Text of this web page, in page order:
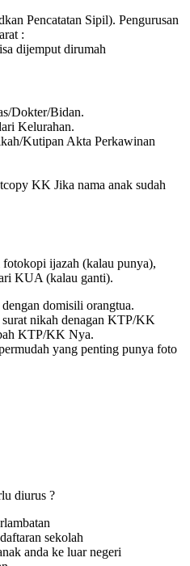
Pencatatan Sipil). Pengurusan
:
dijemput dirumah
Dokter/Bidan.
Kelurahan.
Kutipan Akta Perkawinan
KK Jika nama anak sudah
ijazah (kalau punya),
KUA (kalau ganti).
domisili orangtua.
surat nikah denagan KTP/KK
KTP/KK Nya.
yang penting punya foto
diurus ?
sekolah
anda ke luar negeri